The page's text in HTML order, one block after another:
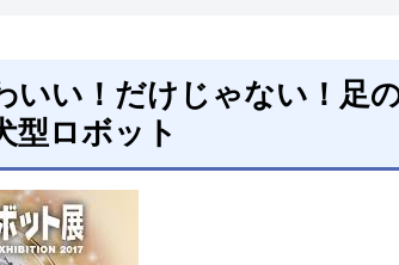
いい！だけじゃない！足
型ロボット